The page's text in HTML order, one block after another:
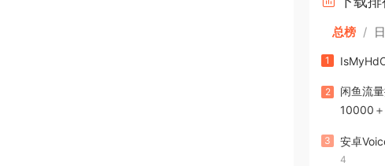
总榜 /
1
2
闲鱼流
10000＋
3 安卓
4